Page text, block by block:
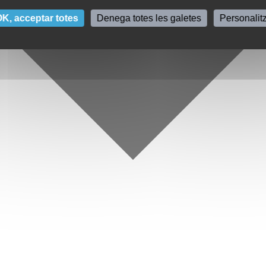
acceptar totes Denega totes les galetes